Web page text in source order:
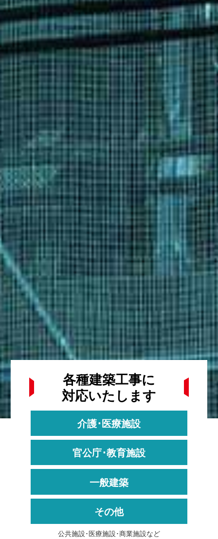
各種建築工事に
対応いたします
介護･医療施設
官公庁･教育施設
一般建築
その他
公共施設･医療施設･商業施設など